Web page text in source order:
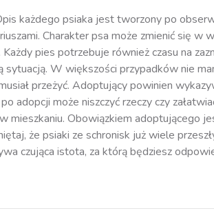
każdego psiaka jest tworzony po
Charakter psa może zmienić się w
pies potrzebuje również czasu na
sytuacją. W większości przypadków nie
przeżyć. Adoptujący powinien
adopcji może niszczyć rzeczy czy
mieszkaniu. Obowiązkiem adoptującego
że psiaki ze schronisk już wiele
czująca istota, za którą będziesz